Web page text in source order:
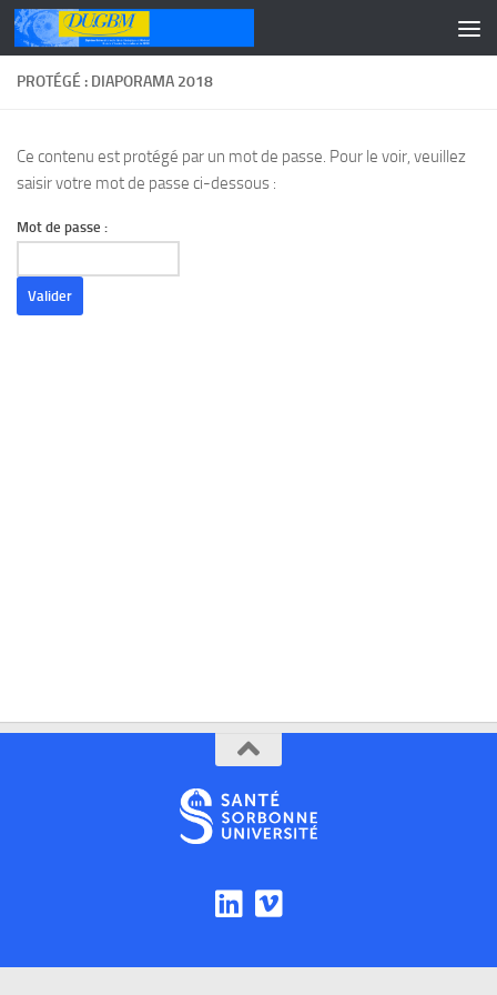
Skip to content
PROTÉGÉ : DIAPORAMA 2018
Ce contenu est protégé par un mot de passe. Pour le voir, veuillez
saisir votre mot de passe ci-dessous :
Mot de passe :